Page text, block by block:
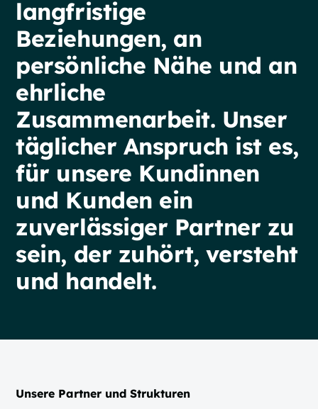
langfristige
Beziehungen, an
persönliche Nähe und an
ehrliche
Zusammenarbeit. Unser
täglicher Anspruch ist es,
für unsere Kundinnen
und Kunden ein
zuverlässiger Partner zu
sein, der zuhört, versteht
und handelt.
Unsere Partner und Strukturen